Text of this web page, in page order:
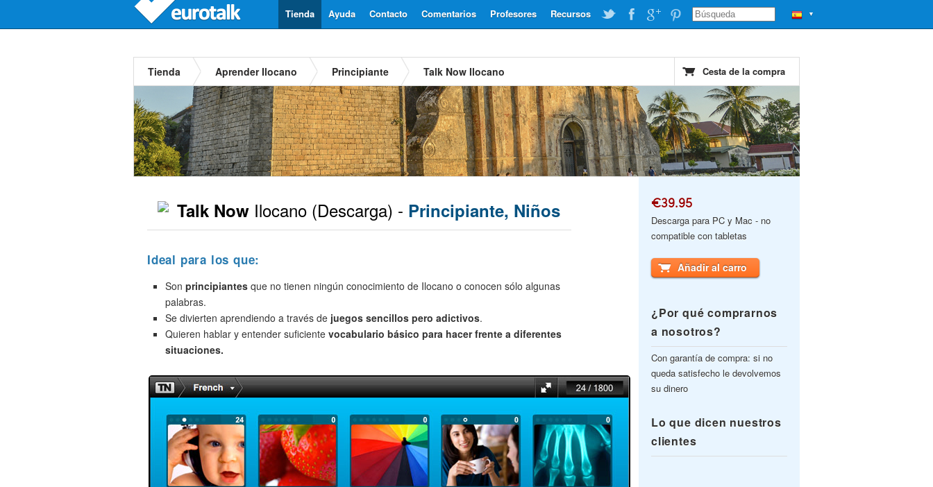
▼
Recursos
Profesores
Comentarios
Contacto
Ayuda
Tienda
Tienda Aprender Ilocano Principiante Talk Now Ilocano Cesta de la compra
Talk Now Ilocano (Descarga) - Principiante, Niños
Ideal para los que:
Son principiantes que no tienen ningún conocimiento de Ilocano o conocen sólo algunas
palabras.
Se divierten aprendiendo a través de juegos sencillos pero adictivos.
Quieren hablar y entender suficiente vocabulario básico para hacer frente a diferentes
situaciones.
€39.95
Descarga para PC y Mac - no
compatible con tabletas
Añadir al carro
¿Por qué comprarnos
a nosotros?
Con garantía de compra: si no
queda satisfecho le devolvemos
su dinero
Lo que dicen nuestros
clientes